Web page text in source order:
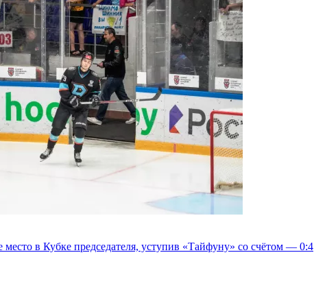
в Кубке председателя, уступив «Тайфуну» со счётом — 0:4